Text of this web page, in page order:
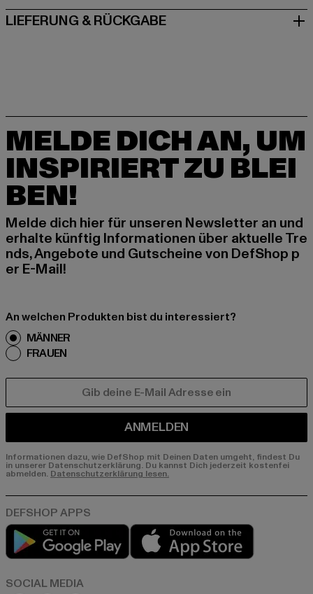
LIEFERUNG & RÜCKGABE
MELDE DICH AN, UM
INSPIRIERT ZU BLEI
BEN!
Melde dich hier für unseren Newsletter an und
erhalte künftig Informationen über aktuelle Tre
nds, Angebote und Gutscheine von DefShop p
er E-Mail!
An welchen Produkten bist du interessiert?
MÄNNER
FRAUEN
ANMELDEN
Informationen dazu, wie DefShop mit Deinen Daten umgeht, findest Du
in unserer Datenschutzerklärung. Du kannst Dich jederzeit kostenfei
abmelden. Datenschutzerklärung lesen.
Play market